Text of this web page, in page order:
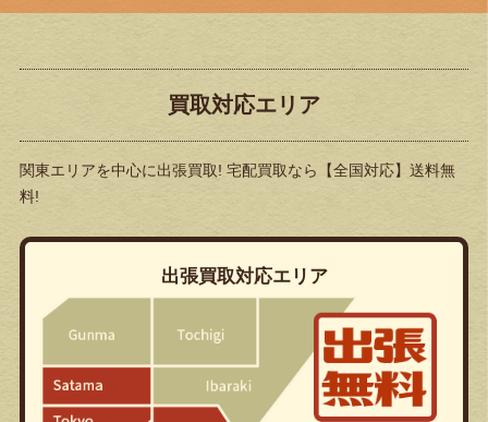
買取対応エリア
関東エリアを中心に出張買取! 宅配買取なら
【全国対応】送料無
料!
出張買取対応エリア